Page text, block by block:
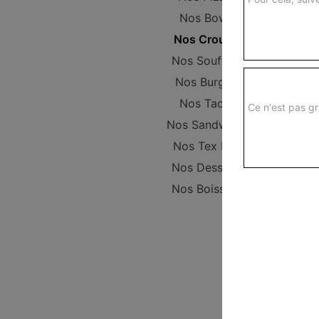
Nos Bowls
Nos Crousty
Nos Soufflets
Nos Burgers
Nos Tacos
Nos Sandwichs
Nos Tex Mex
Nos Desserts
Nos Boissons
Ce n'est pas